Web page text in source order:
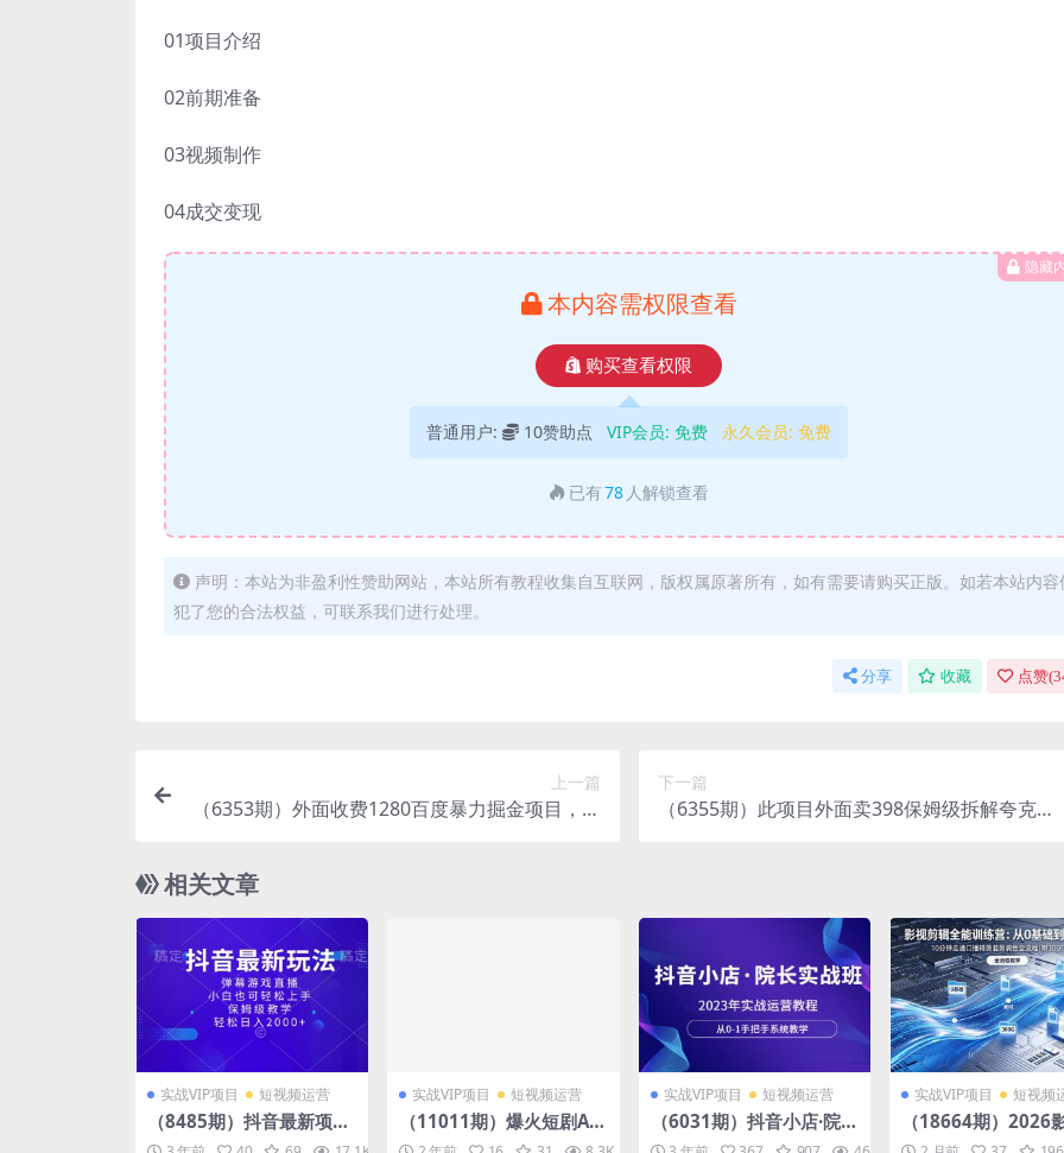
01项目介绍
02前期准备
03视频制作
04成交变现
隐藏
本内容需权限查看
购买查看权限
普通用户: 10赞助点 VIP会员: 免费 永久会员: 免费
已有78 人解锁查看
声明：本站为非盈利性赞助网站，本站所有教程收集自互联网，版权属原著所有，如有需要请购买正版。如若本站内容
犯了您的合法权益，可联系我们进行处理。
分享 收藏 点赞(
上一篇
（6353期）外面收费1280百度暴力掘金项目，内
下一篇
（6355期）此项目外面卖398保姆级拆解夸克网
相关文章
实战VIP项目 短视频运营
（8485期）抖音最新项
目，弹幕游戏直播玩法，
实战VIP项目 短视频运营
（11011期）爆火短剧AI
一键生成原创解说视频，
实战VIP项目 短视频运营
（6031期）抖音小店·院长
实战班，2023年实战运营
实战VIP项目 短视频
（18664期）2026
辑全能实战课｜0基